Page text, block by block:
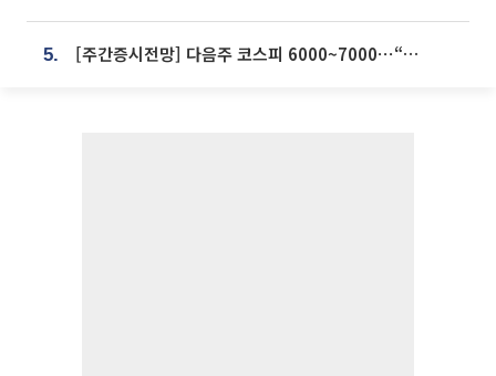
5. [주간증시전망] 다음주 코스피 6000~7000⋯“外人 수급은 정책이 변수”